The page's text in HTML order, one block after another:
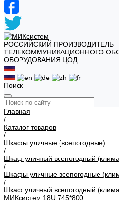
РОССИЙСКИЙ ПРОИЗВОДИТЕЛЬ
ТЕЛЕКОММУНИКАЦИОННОГО
ОБОРУДОВАНИЯ ЦОД
Поиск
Главная
/
Каталог товаров
/
Шкафы уличные (всепогодные)
/
Шкаф уличный всепогодный
/
Шкафы уличные всепогодные
/
Шкаф уличный всепогодный
МИКсистем 18U 745*800